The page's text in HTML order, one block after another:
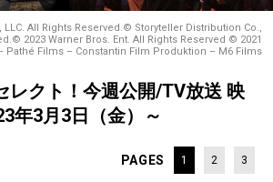
LLC. All Rights Reserved.© Storyteller Distribution Co.,
2023 Warner Bros. Ent. All Rights Reserved © 2021
Pathé Films – Constantin Film Produktion – M6 Films
レクト！今週公開/TV放送 映
年3月3日（金）～
PAGES 1 2 3